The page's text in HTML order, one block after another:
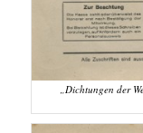
„Dichtungen der